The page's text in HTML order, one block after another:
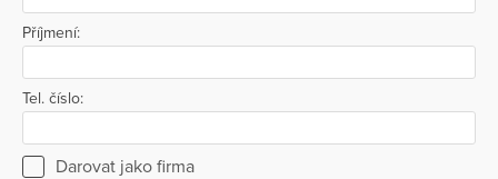
Příjmení:
Tel. číslo:
Darovat jako firma